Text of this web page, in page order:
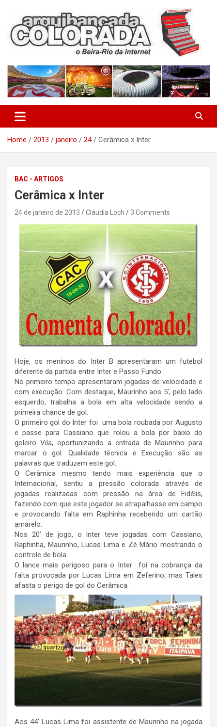
content
Arquibancada Colorada
Home 2013 janeiro 24 Cerâmica x Inter
BAC - ARTIGOS
Cerâmica x Inter
24 de janeiro de 2013 Cláudia Loch 3 Comments
Hoje, os meninos do Inter B apresentaram um futebol
diferente da partida entre Inter e Passo Fundo.
No primeiro tempo apresentaram jogadas de velocidade e
com execução. Com destaque, Maurinho aos 5’, pelo lado
esquerdo, trabalha a bola em alta velocidade sendo a
primeira chance de gol.
O primeiro gol do Inter foi uma bola roubada por Augusto
e passe para Cassiano que rolou a bola por baixo do
goleiro Vila, oportunizando a entrada de Maurinho para
marcar o gol. Qualidade técnica e Execução são as
palavras que traduzem este gol.
O Cerâmica mesmo tendo mais experiência que o
Internacional, sentiu a pressão colorada através de
jogadas realizadas com pressão na área de Fidélis,
fazendo com que este jogador se atrapalhasse em campo
e provocando falta em Raphinha recebendo um cartão
amarelo.
Nos 20’ de jogo, o Inter teve jogadas com Cassiano,
Raphinha, Maurinho, Lucas Lima e Zé Mário mostrando o
controle de bola.
O lance mais perigoso para o Inter foi na cobrança da
falta provocada por Lucas Lima em Zeferino, mas Tales
afasta o perigo de gol do Cerâmica.
Aos 44’ Lucas Lima foi assistente de Maurinho na jogada